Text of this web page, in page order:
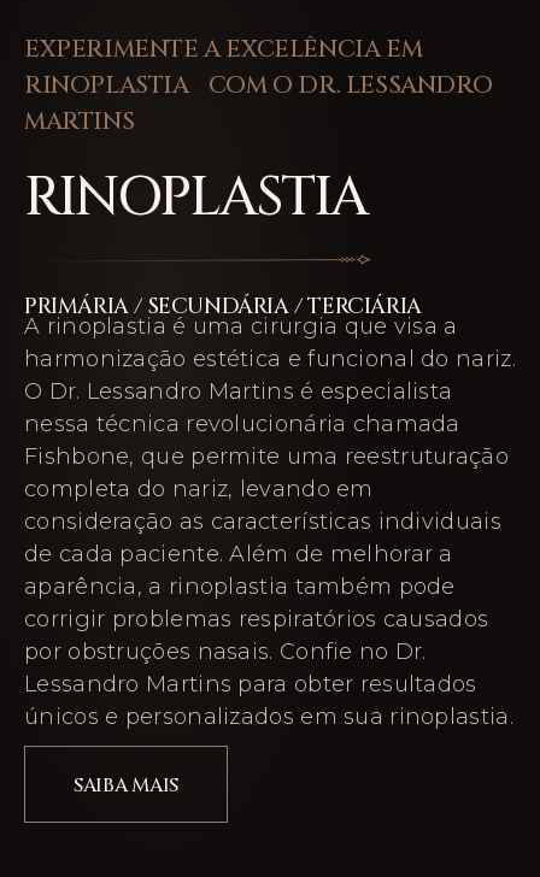
EXPERIMENTE A EXCELÊNCIA EM
RINOPLASTIA COM O DR. LESSANDRO
MARTINS
RINOPLASTIA
PRIMÁRIA / SECUNDÁRIA / TERCIÁRIA
A rinoplastia é uma cirurgia que visa a
harmonização estética e funcional do nariz.
O Dr. Lessandro Martins é especialista
nessa técnica revolucionária chamada
Fishbone, que permite uma reestruturação
completa do nariz, levando em
consideração as características individuais
de cada paciente. Além de melhorar a
aparência, a rinoplastia também pode
corrigir problemas respiratórios causados
por obstruções nasais. Confie no Dr.
Lessandro Martins para obter resultados
únicos e personalizados em sua rinoplastia.
SAIBA MAIS